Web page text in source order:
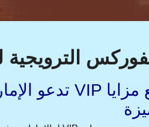
الترويجية